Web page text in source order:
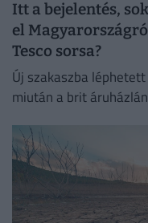
Itt a bejelentés,
el
Tesco sorsa?
Új szakaszba
miután a brit